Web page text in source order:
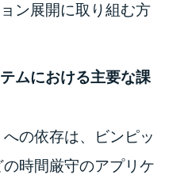
ン展開に取り組む方
ムにおける主要な課
の依存は、ビンピッ
時間厳守のアプリケ